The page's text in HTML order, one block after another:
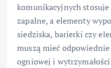
komunikacyjnych
zapalne, a elementy
siedziska, barierki czy
muszą mieć
ogniowej i